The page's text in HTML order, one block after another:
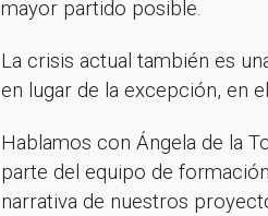
mayor partido posible.
La crisis actual también es
en lugar de la excepción, en
Hablamos con Ángela de la
parte del equipo de
narrativa de nuestros